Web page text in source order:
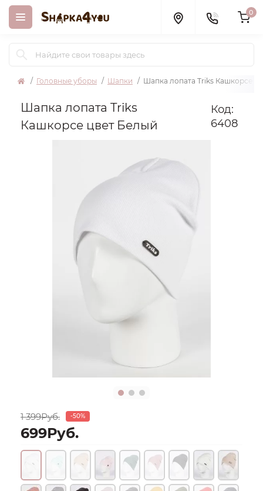
0
Головные уборы Шапки Шапка лопата Triks Кашкорсе
Шапка лопата Triks
Кашкорсе цвет Белый
Код:
6408
1 399Руб. -50%
699Руб.